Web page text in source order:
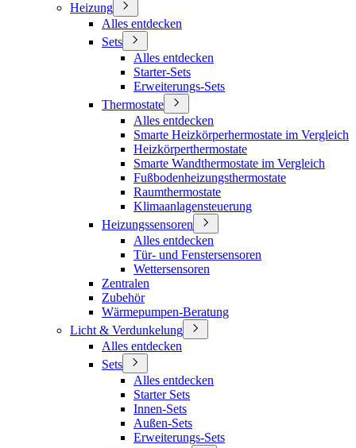
Heizung
Alles entdecken
Sets
Alles entdecken
Starter-Sets
Erweiterungs-Sets
Thermostate
Alles entdecken
Smarte Heizkörperhermostate im Vergleich
Heizkörperthermostate
Smarte Wandthermostate im Vergleich
Fußbodenheizungsthermostate
Raumthermostate
Klimaanlagensteuerung
Heizungssensoren
Alles entdecken
Tür- und Fenstersensoren
Wettersensoren
Zentralen
Zubehör
Wärmepumpen-Beratung
Licht & Verdunkelung
Alles entdecken
Sets
Alles entdecken
Starter Sets
Innen-Sets
Außen-Sets
Erweiterungs-Sets